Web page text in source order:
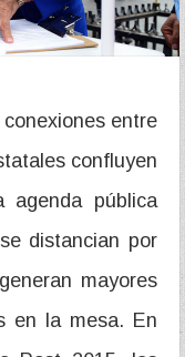
entre
confluyen
pública
distancian por
mayores
en la mesa. En